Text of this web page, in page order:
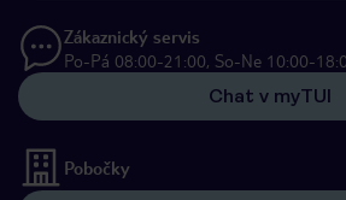
Zákaznický servis
Po-Pá 08:00-21:00, So-Ne 10:00-
Chat v myTUI
Pobočky